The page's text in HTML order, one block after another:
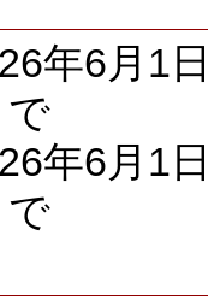
年6月1
で
年6月1
で